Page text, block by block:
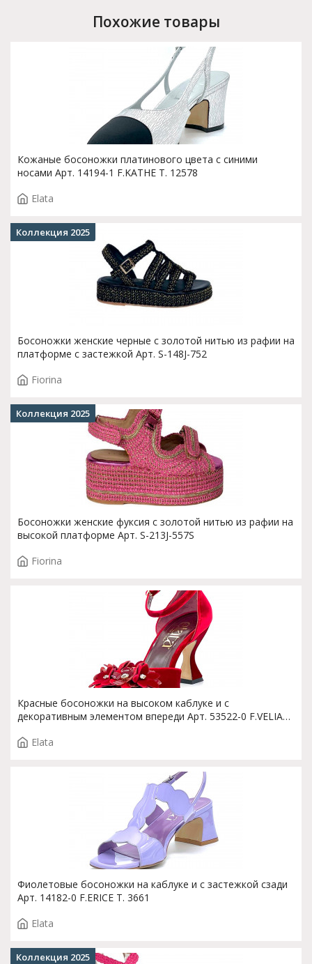
Похожие товары
Кожаные босоножки платинового цвета с синими
носами Арт. 14194-1 F.KATHE T. 12578
Elata
Босоножки женские черные с золотой нитью из рафии на
платформе с застежкой Арт. S-148J-752
Fiorina
Коллекция 2025
Босоножки женские фуксия с золотой нитью из рафии на
высокой платформе Арт. S-213J-557S
Fiorina
Коллекция 2025
Красные босоножки на высоком каблуке и с
декоративным элементом впереди Арт. 53522-0 F.VELIA
Elata
Фиолетовые босоножки на каблуке и с застежкой сзади
Арт. 14182-0 F.ERICE T. 3661
Elata
Коллекция 2025